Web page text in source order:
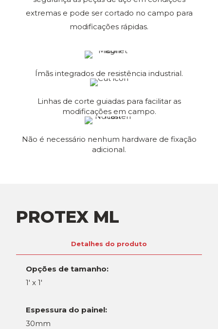
extremas e pode ser cortado no campo para
modificações rápidas.
Ímãs integrados de resistência industrial.
Linhas de corte guiadas para facilitar as
modificações em campo.
Não é necessário nenhum hardware de fixação
adicional.
PROTEX ML
Detalhes do produto
Opções de tamanho:
1' x 1'
Espessura do painel:
30mm